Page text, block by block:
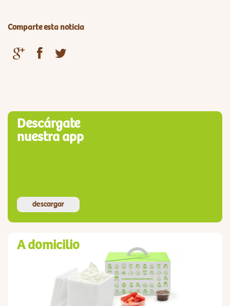
Comparte esta noticia
Descárgate
nuestra app
descargar
A domicilio